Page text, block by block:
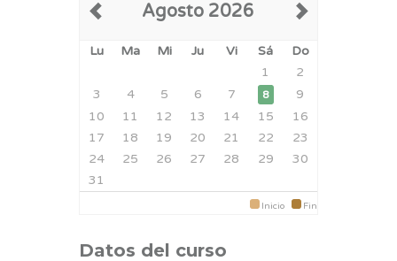
Agosto 2026
Lu Ma Mi Ju Vi Sá
Do
1
2
3
4 5 6 7 8
9
10
11 12 13 14 15
16
17
18 19 20 21 22
23
24
25 26 27 28 29
30
31
Inicio Fin
Datos del curso